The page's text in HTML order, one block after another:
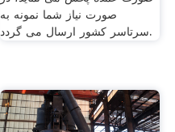
صورت نیاز شما نمونه به
سرتاسر کشور ارسال می گردد.